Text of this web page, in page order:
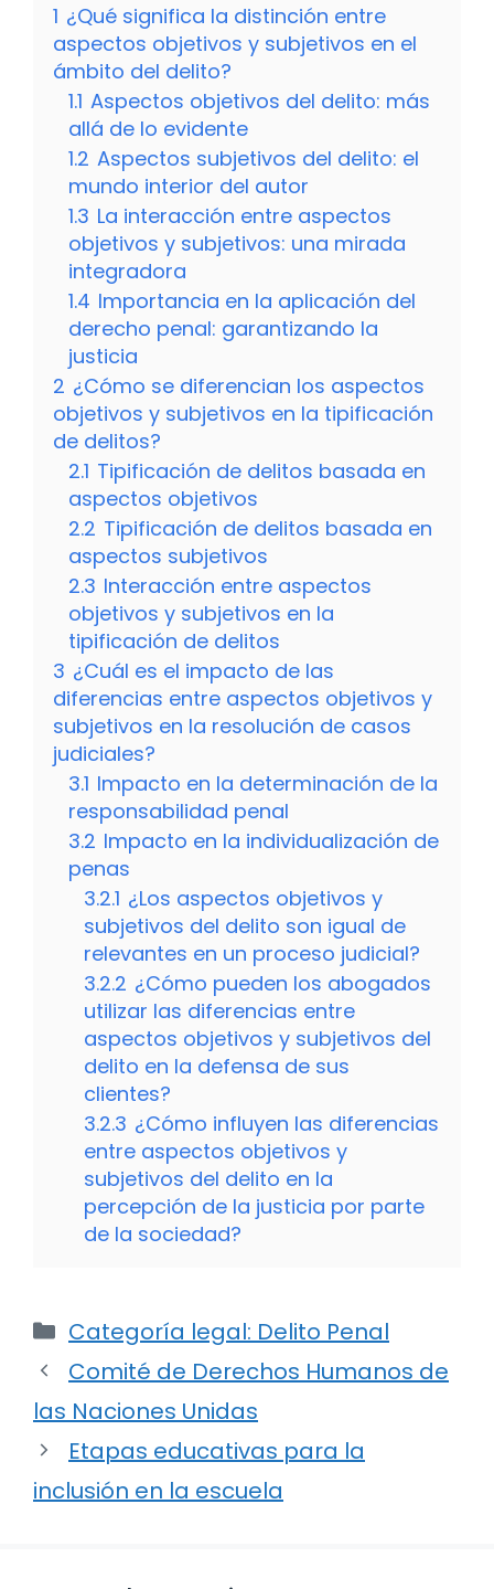
1 ¿Qué significa la distinción entre
aspectos objetivos y subjetivos en el
ámbito del delito?
1.1 Aspectos objetivos del delito: más
allá de lo evidente
1.2 Aspectos subjetivos del delito: el
mundo interior del autor
1.3 La interacción entre aspectos
objetivos y subjetivos: una mirada
integradora
1.4 Importancia en la aplicación del
derecho penal: garantizando la
justicia
2 ¿Cómo se diferencian los aspectos
objetivos y subjetivos en la tipificación
de delitos?
2.1 Tipificación de delitos basada en
aspectos objetivos
2.2 Tipificación de delitos basada en
aspectos subjetivos
2.3 Interacción entre aspectos
objetivos y subjetivos en la
tipificación de delitos
3 ¿Cuál es el impacto de las
diferencias entre aspectos objetivos y
subjetivos en la resolución de casos
judiciales?
3.1 Impacto en la determinación de la
responsabilidad penal
3.2 Impacto en la individualización de
penas
3.2.1 ¿Los aspectos objetivos y
subjetivos del delito son igual de
relevantes en un proceso judicial?
3.2.2 ¿Cómo pueden los abogados
utilizar las diferencias entre
aspectos objetivos y subjetivos del
delito en la defensa de sus
clientes?
3.2.3 ¿Cómo influyen las diferencias
entre aspectos objetivos y
subjetivos del delito en la
percepción de la justicia por parte
de la sociedad?
Categorías
Categoría legal: Delito Penal
Comité de Derechos Humanos de
las Naciones Unidas
Etapas educativas para la
inclusión en la escuela